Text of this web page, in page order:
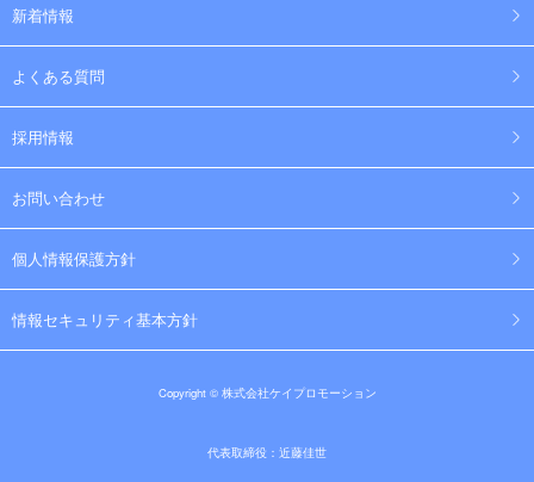
新着情報
よくある質問
採用情報
お問い合わせ
個人情報保護方針
情報セキュリティ基本方針
Copyright © 株式会社ケイプロモーション
代表取締役：近藤佳世